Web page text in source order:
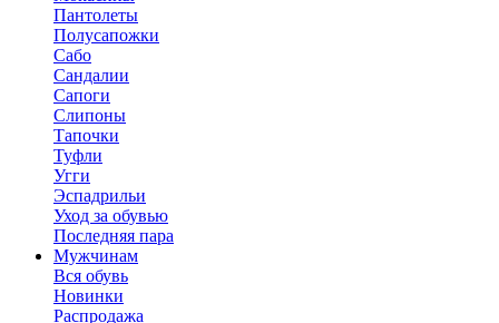
Пантолеты
Полусапожки
Сабо
Сандалии
Сапоги
Слипоны
Тапочки
Туфли
Угги
Эспадрильи
Уход за обувью
Последняя пара
Мужчинам
Вся обувь
Новинки
Распродажа